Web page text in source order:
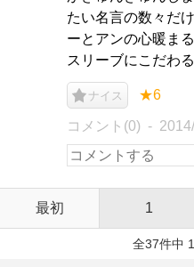
たい名言の数々だ
ーとアンの心暖ま
スリーブにこだわ
ナイス ★6
コメント(0)
最初 1
全37件中